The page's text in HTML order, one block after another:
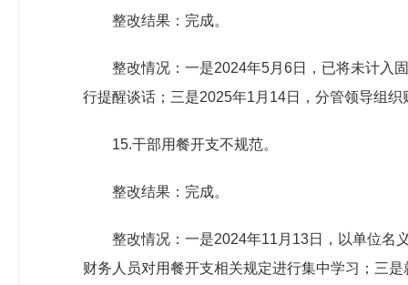
整改结果：完成。
整改情况：一是2024年5月6日，已将未计入
行提醒谈话；三是2025年1月14日，分管领导组
15.干部用餐开支不规范。
整改结果：完成。
整改情况：一是2024年11月13日，以单位名
财务人员对用餐开支相关规定进行集中学习；三